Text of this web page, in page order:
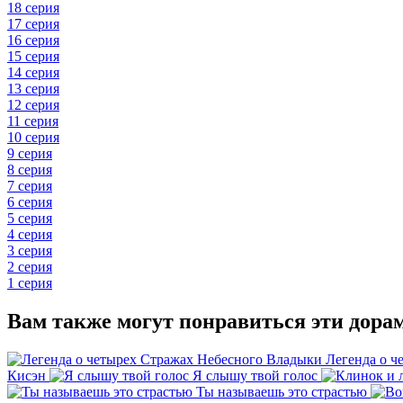
18 серия
17 серия
16 серия
15 серия
14 серия
13 серия
12 серия
11 серия
10 серия
9 серия
8 серия
7 серия
6 серия
5 серия
4 серия
3 серия
2 серия
1 серия
Вам также могут понравиться эти
Легенда о
Кисэн
Я слышу твой голос
Ты называешь это страстью